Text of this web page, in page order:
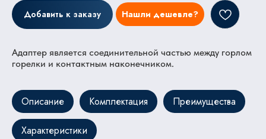
Добавить к заказу Нашли дешевле?
Адаптер является соединительной частью между горлом
горелки и контактным наконечником.
Описание Комплектация Преимущества
Характеристики